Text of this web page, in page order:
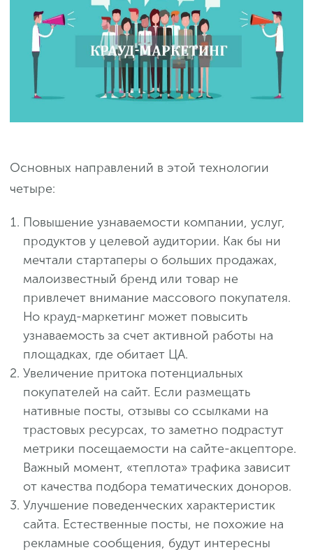
Основных направлений в этой технологии
четыре:
Повышение узнаваемости компании, услуг,
продуктов у целевой аудитории. Как бы ни
мечтали стартаперы о больших продажах,
малоизвестный бренд или товар не
привлечет внимание массового покупателя.
Но крауд-маркетинг может повысить
узнаваемость за счет активной работы на
площадках, где обитает ЦА.
Увеличение притока потенциальных
покупателей на сайт. Если размещать
нативные посты, отзывы со ссылками на
трастовых ресурсах, то заметно подрастут
метрики посещаемости на сайте-акцепторе.
Важный момент, «теплота» трафика зависит
от качества подбора тематических доноров.
Улучшение поведенческих характеристик
сайта. Естественные посты, не похожие на
рекламные сообщения, будут интересны